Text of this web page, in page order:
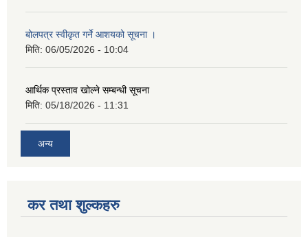
बोलपत्र स्वीकृत गर्ने आशयको सूचना ।
मिति: 06/05/2026 - 10:04
आर्थिक प्रस्ताव खोल्ने सम्बन्धी सूचना
मिति: 05/18/2026 - 11:31
अन्य
कर तथा शुल्कहरु